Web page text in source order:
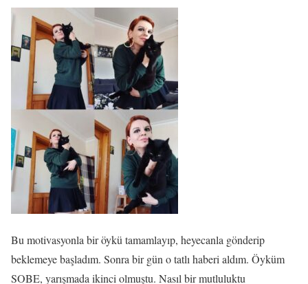
Bu motivasyonla bir öykü tamamlayıp, heyecanla gönderip
beklemeye başladım. Sonra bir gün o tatlı haberi aldım. Öyküm
SOBE, yarışmada ikinci olmuştu. Nasıl bir mutluluktu